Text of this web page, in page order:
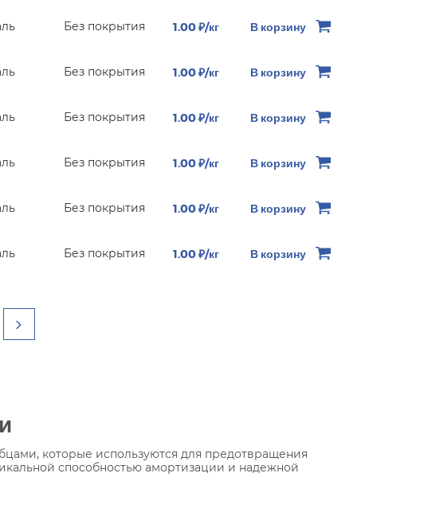
Без покрытия 1.00 ₽/кг В корзину
Без покрытия 1.00 ₽/кг В корзину
Без покрытия 1.00 ₽/кг В корзину
Без покрытия 1.00 ₽/кг В корзину
Без покрытия 1.00 ₽/кг В корзину
Без покрытия 1.00 ₽/кг В корзину
которые используются для предотвращения
способностью амортизации и надежной